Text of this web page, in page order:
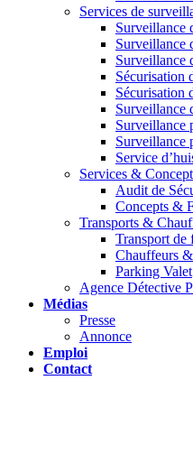
Services de
Surveillance
Surveillance
Surveillance
Sécurisation
Sécurisation
Surveillance
Surveillance
Surveillance
Service
Services &
Audit de
Concepts &
Transports &
Transport de
Chauffeurs
Parking Valet
Agence Détective
Médias
Presse
Annonce
Emploi
Contact